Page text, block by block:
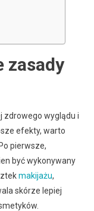
zasady
zdrowego wyglądu i
efekty, warto
pierwsze,
być wykonywany
makijażu,
skórze lepiej